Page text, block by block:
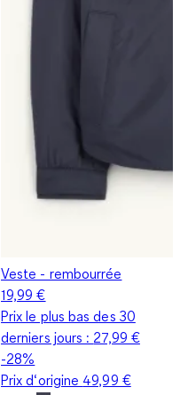
Veste - rembourrée
19,99 €
Prix le plus bas des 30
derniers jours : 27,99 €
-28%
Prix d‘origine 49,99 €